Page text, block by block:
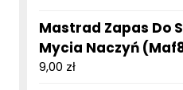
Mastrad Zapas Do
Mycia Naczyń
9,00 zł